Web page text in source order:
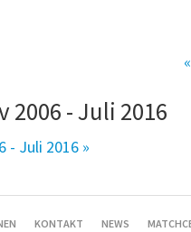
2006 - Juli 2016
- Juli 2016 »
KONTAKT NEWS